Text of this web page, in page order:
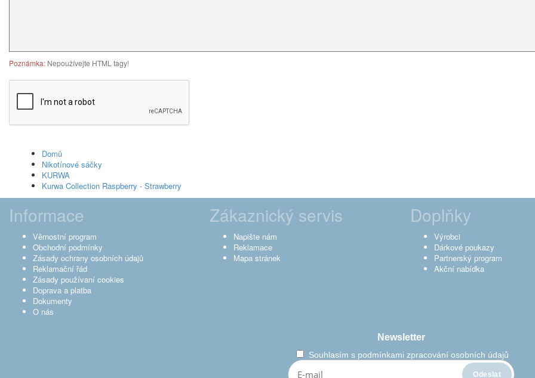
Poznámka: Nepoužívejte HTML tagy!
Domů
Nikotínové sáčky
KURWA
Kurwa Collection Raspberry - Strawberry
Informace
Věrnostní program
Obchodní podmínky
Zásady ochrany osobních údajů
Reklamační řád
Zásady používaní cookies
Doprava a platba
Dokumenty
O nás
Zákaznický servis
Napište nám
Reklamace
Mapa stránek
Doplňky
Výrobci
Dárkové poukazy
Partnerský program
Akční nabídka
Newsletter
Souhlasím s podmínkami zpracování osobních údajů